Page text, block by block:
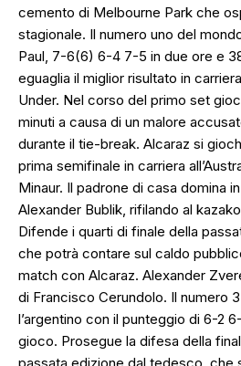
cemento di Melbourne Park che
stagionale. Il numero uno del
Paul, 7-6(6) 6-4 7-5 in due ore e
eguaglia il miglior risultato in
Under. Nel corso del primo set
minuti a causa di un malore
durante il tie-break. Alcaraz si
prima semifinale in carriera
Minaur. Il padrone di casa domina
Alexander Bublik, rifilando al
Difende i quarti di finale della
che potrà contare sul caldo
match con Alcaraz. Alexander
di Francisco Cerundolo. Il numero
l’argentino con il punteggio di 6-2
gioco. Prosegue la difesa della